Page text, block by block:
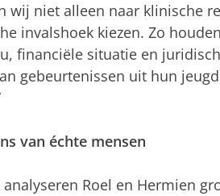
wij niet alleen naar klinische
invalshoek kiezen. Zo
financiële situatie en
gebeurtenissen uit hun
van échte mensen
Roel en Hermien